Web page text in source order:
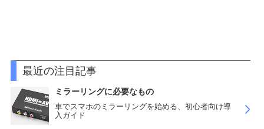
最近の注目記事
ミラーリングに必要なもの
車でスマホのミラーリングを始める、初心者向け導
入ガイド